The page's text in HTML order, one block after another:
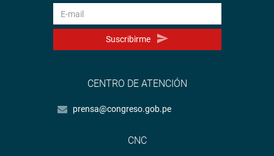
Suscribirme
CENTRO DE ATENCIÓN
prensa@congreso.gob.pe
CNC